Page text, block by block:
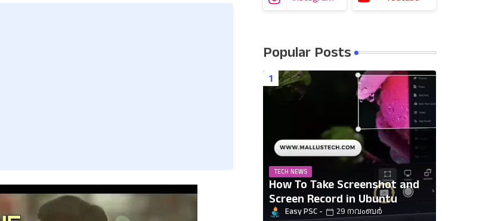
Popular Posts
TECH NEWS
How To Take Screenshot and
Screen Record in Ubuntu
Easy PSC 29 നവംബർ